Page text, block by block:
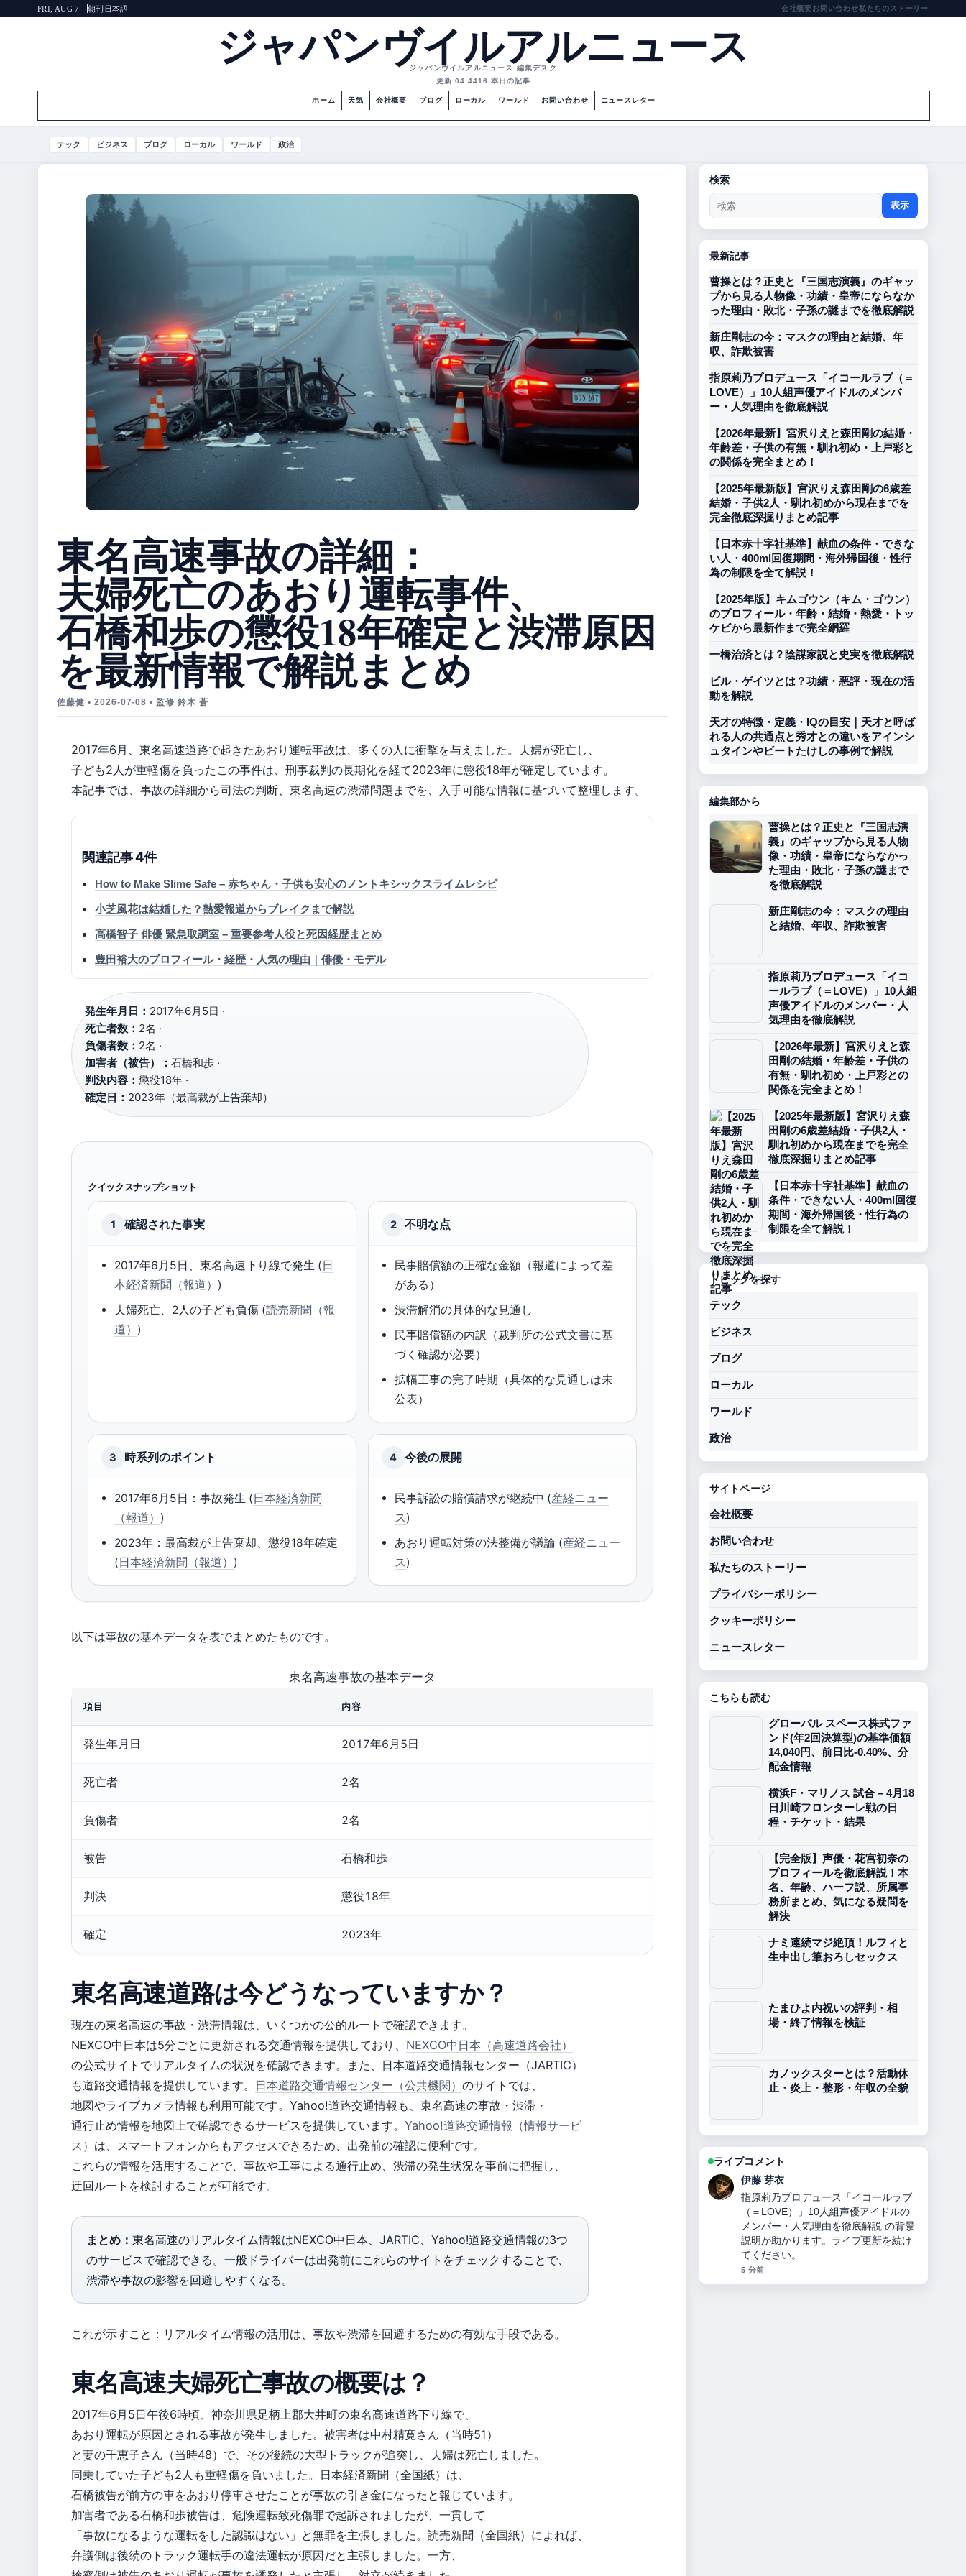
FRI, AUG 7 朝刊 日本語 会社概要お問い合わせ私たちのストーリー
ジャパンヴイルアルニュース
ジャパンヴイルアルニュース 編集デスク
更新 04:4416 本日の記事
ホーム 天気 会社概要 ブログ ローカル ワールド お問い合わせ ニュースレター
テック ビジネス ブログ ローカル ワールド 政治
東名高速事故の詳細：
夫婦死亡のあおり運転事件、
石橋和歩の懲役18年確定と渋滞原因
を最新情報で解説まとめ
佐藤健 • 2026-07-08 • 監修 鈴木 蒼
2017年6月、東名高速道路で起きたあおり運転事故は、多くの人に衝撃を与えました。夫婦が死亡し、
子ども2人が重軽傷を負ったこの事件は、刑事裁判の長期化を経て2023年に懲役18年が確定しています。
本記事では、事故の詳細から司法の判断、東名高速の渋滞問題までを、入手可能な情報に基づいて整理します。
関連記事 4件
How to Make Slime Safe – 赤ちゃん・子供も安心のノントキシックスライムレシピ
小芝風花は結婚した？熱愛報道からブレイクまで解説
高橋智子 俳優 緊急取調室 – 重要参考人役と死因経歴まとめ
豊田裕大のプロフィール・経歴・人気の理由｜俳優・モデル
発生年月日： 2017年6月5日 ·
死亡者数： 2名 ·
負傷者数： 2名 ·
加害者（被告）： 石橋和歩 ·
判決内容： 懲役18年 ·
確定日： 2023年（最高裁が上告棄却）
クイックスナップショット
1 確認された事実
2017年6月5日、東名高速下り線で発生 (日
本経済新聞（報道） )
夫婦死亡、2人の子ども負傷 (読売新聞（報
道） )
2 不明な点
民事賠償額の正確な金額（報道によって差
がある）
渋滞解消の具体的な見通し
民事賠償額の内訳（裁判所の公式文書に基
づく確認が必要）
拡幅工事の完了時期（具体的な見通しは未
公表）
3 時系列のポイント
2017年6月5日：事故発生 (日本経済新聞
（報道） )
2023年：最高裁が上告棄却、懲役18年確定
(日本経済新聞（報道） )
4 今後の展開
民事訴訟の賠償請求が継続中 (産経ニュー
ス)
あおり運転対策の法整備が議論 (産経ニュー
ス)
以下は事故の基本データを表でまとめたものです。
東名高速事故の基本データ
項目 内容
発生年月日 2017年6月5日
死亡者 2名
負傷者 2名
被告 石橋和歩
判決 懲役18年
確定 2023年
東名高速道路は今どうなっていますか？
現在の東名高速の事故・渋滞情報は、いくつかの公的ルートで確認できます。
NEXCO中日本は5分ごとに更新される交通情報を提供しており、 NEXCO中日本（高速道路会社）
の公式サイトでリアルタイムの状況を確認できます。また、日本道路交通情報センター（JARTIC）
も道路交通情報を提供しています。 日本道路交通情報センター（公共機関） のサイトでは、
地図やライブカメラ情報も利用可能です。Yahoo!道路交通情報も、東名高速の事故・渋滞・
通行止め情報を地図上で確認できるサービスを提供しています。 Yahoo!道路交通情報（情報サービ
ス） は、スマートフォンからもアクセスできるため、出発前の確認に便利です。
これらの情報を活用することで、事故や工事による通行止め、渋滞の発生状況を事前に把握し、
迂回ルートを検討することが可能です。
まとめ： 東名高速のリアルタイム情報はNEXCO中日本、JARTIC、Yahoo!道路交通情報の3つ
のサービスで確認できる。一般ドライバーは出発前にこれらのサイトをチェックすることで、
渋滞や事故の影響を回避しやすくなる。
これが示すこと：リアルタイム情報の活用は、事故や渋滞を回避するための有効な手段である。
東名高速夫婦死亡事故の概要は？
2017年6月5日午後6時頃、神奈川県足柄上郡大井町の東名高速道路下り線で、
あおり運転が原因とされる事故が発生しました。被害者は中村精寛さん（当時51）
と妻の千恵子さん（当時48）で、その後続の大型トラックが追突し、夫婦は死亡しました。
同乗していた子ども2人も重軽傷を負いました。日本経済新聞（全国紙）は、
石橋被告が前方の車をあおり停車させたことが事故の引き金になったと報じています。
加害者である石橋和歩被告は、危険運転致死傷罪で起訴されましたが、一貫して
「事故になるような運転をした認識はない」と無罪を主張しました。読売新聞（全国紙）によれば、
弁護側は後続のトラック運転手の違法運転が原因だと主張しました。一方、
検索
表示
最新記事
曹操とは？正史と『三国志演義』のギャッ
プから見る人物像・功績・皇帝にならなか
った理由・敗北・子孫の謎までを徹底解説
新庄剛志の今：マスクの理由と結婚、年
収、詐欺被害
指原莉乃プロデュース「イコールラブ（＝
LOVE）」10人組声優アイドルのメンバ
ー・人気理由を徹底解説
【2026年最新】宮沢りえと森田剛の結婚・
年齢差・子供の有無・馴れ初め・上戸彩と
の関係を完全まとめ！
【2025年最新版】宮沢りえ森田剛の6歳差
結婚・子供2人・馴れ初めから現在までを
完全徹底深掘りまとめ記事
【日本赤十字社基準】献血の条件・できな
い人・400ml回復期間・海外帰国後・性行
為の制限を全て解説！
【2025年版】キムゴウン（キム・ゴウン）
のプロフィール・年齢・結婚・熱愛・トッ
ケビから最新作まで完全網羅
一橋治済とは？陰謀家説と史実を徹底解説
ビル・ゲイツとは？功績・悪評・現在の活
動を解説
天才の特徴・定義・IQの目安｜天才と呼ば
れる人の共通点と秀才との違いをアインシ
ュタインやビートたけしの事例で解説
編集部から
曹操とは？正史と『三国志演
義』のギャップから見る人物
像・功績・皇帝にならなかっ
た理由・敗北・子孫の謎まで
を徹底解説
新庄剛志の今：マスクの理由
と結婚、年収、詐欺被害
指原莉乃プロデュース「イコ
ールラブ（＝LOVE）」10人組
声優アイドルのメンバー・人
気理由を徹底解説
【2026年最新】宮沢りえと森
田剛の結婚・年齢差・子供の
有無・馴れ初め・上戸彩との
関係を完全まとめ！
【2025年最新版】宮沢りえ森
田剛の6歳差結婚・子供2人・
馴れ初めから現在までを完全
徹底深掘りまとめ記事
【日本赤十字社基準】献血の
条件・できない人・400ml回復
期間・海外帰国後・性行為の
制限を全て解説！
トピックを探す
テック
ビジネス
ブログ
ローカル
ワールド
政治
サイトページ
会社概要
お問い合わせ
私たちのストーリー
プライバシーポリシー
クッキーポリシー
ニュースレター
こちらも読む
グローバル スペース株式ファ
ンド(年2回決算型)の基準価額
14,040円、前日比-0.40%、分
配金情報
横浜F・マリノス 試合 – 4月18
日川崎フロンターレ戦の日
程・チケット・結果
【完全版】声優・花宮初奈の
プロフィールを徹底解説！本
名、年齢、ハーフ説、所属事
務所まとめ、気になる疑問を
解決
ナミ連続マジ絶頂！ルフィと
生中出し筆おろしセックス
たまひよ内祝いの評判・相
場・終了情報を検証
カノックスターとは？活動休
止・炎上・整形・年収の全貌
ライブコメント
鈴木 蒼
曹操とは？正史と『三国志演義』のギ
ャップから見る人物像・功績・皇帝に
ならなかった理由・敗北・子孫の謎ま
でを徹底解説 の報道は丁寧で、流れを
追いやすいです。
7 分前